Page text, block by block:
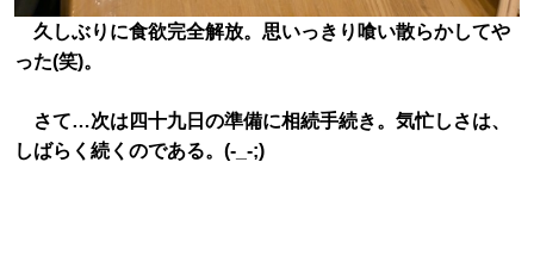
久しぶりに食欲完全解放。思いっきり喰い散らかしてや
った(笑)。
さて…次は四十九日の準備に相続手続き。気忙しさは、
しばらく続くのである。(-_-;)